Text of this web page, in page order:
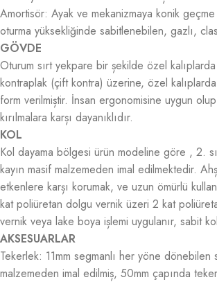
Amortisör: Ayak ve mekanizmaya konik
oturma yüksekliğinde sabitlenebilen, gazlı,
GÖVDE
Oturum sırt yekpare bir șekilde özel
kontraplak (çift kontra) üzerine, özel
form verilmiștir. İnsan ergonomisine uygun
kırılmalara karșı dayanıklıdır.
KOL
Kol dayama bölgesi ürün modeline göre , 2.
kayın masif malzemeden imal edilmektedir.
etkenlere karșı korumak, ve uzun ömürlü
kat poliüretan dolgu vernik üzeri 2 kat
vernik veya lake boya ișlemi uygulanır, sabit
AKSESUARLAR
Tekerlek: 11mm segmanlı her yöne dönebilen
malzemeden imal edilmiș, 50mm çapında